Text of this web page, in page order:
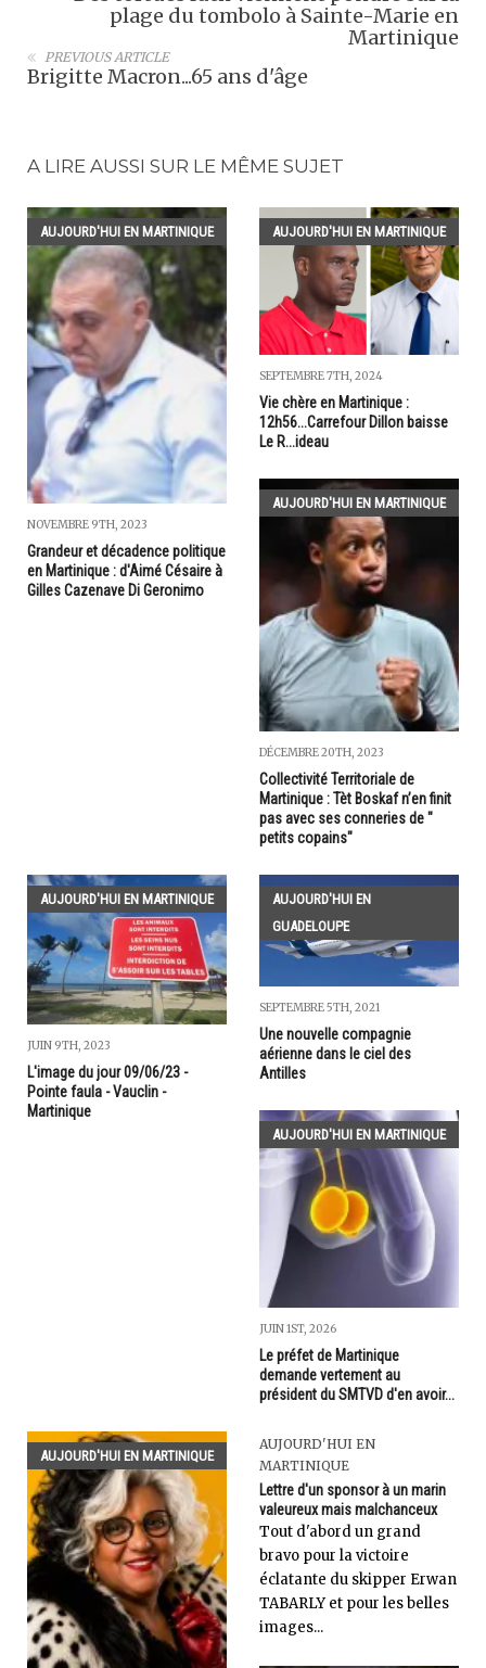
plage du tombolo à Sainte-Marie en
Martinique
PREVIOUS ARTICLE
Brigitte Macron...65 ans d'âge
A LIRE AUSSI SUR LE MÊME SUJET
AUJOURD'HUI EN MARTINIQUE
NOVEMBRE 9TH, 2023
Grandeur et décadence politique
en Martinique : d'Aimé Césaire à
Gilles Cazenave Di Geronimo
AUJOURD'HUI EN MARTINIQUE
SEPTEMBRE 7TH, 2024
Vie chère en Martinique :
12h56...Carrefour Dillon baisse
Le R...ideau
AUJOURD'HUI EN MARTINIQUE
DÉCEMBRE 20TH, 2023
Collectivité Territoriale de
Martinique : Tèt Boskaf n’en finit
pas avec ses conneries de "
petits copains"
AUJOURD'HUI EN MARTINIQUE
JUIN 9TH, 2023
L'image du jour 09/06/23 -
Pointe faula - Vauclin -
Martinique
AUJOURD'HUI EN
GUADELOUPE
SEPTEMBRE 5TH, 2021
Une nouvelle compagnie
aérienne dans le ciel des
Antilles
AUJOURD'HUI EN MARTINIQUE
JUIN 1ST, 2026
Le préfet de Martinique
demande vertement au
président du SMTVD d'en avoir...
AUJOURD'HUI EN MARTINIQUE
AUJOURD'HUI EN
MARTINIQUE
Lettre d'un sponsor à un marin
valeureux mais malchanceux
Tout d'abord un grand
bravo pour la victoire
éclatante du skipper Erwan
TABARLY et pour les belles
images...